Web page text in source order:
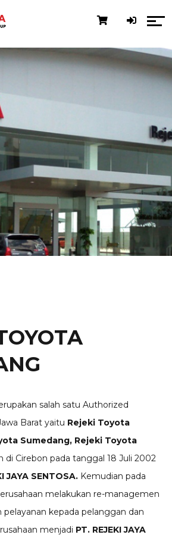
salah satu Authorized
Barat yaitu Rejeki Toyota
Sumedang, Rejeki Toyota
di Cirebon pada tanggal 18 Juli 2002
JAYA SENTOSA. Kemudian pada
melakukan re-managemen
kepada pelanggan dan
menjadi PT. REJEKI JAYA